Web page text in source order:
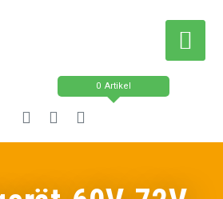
0 Artikel